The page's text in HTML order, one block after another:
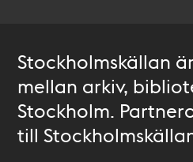
Stockholmskällan
mellan arkiv,
Stockholm.
till